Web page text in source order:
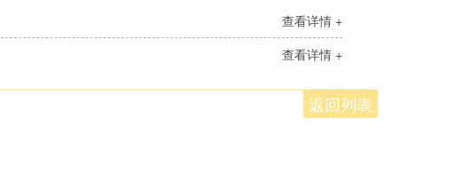
查看详情 +
查看详情 +
返回列表